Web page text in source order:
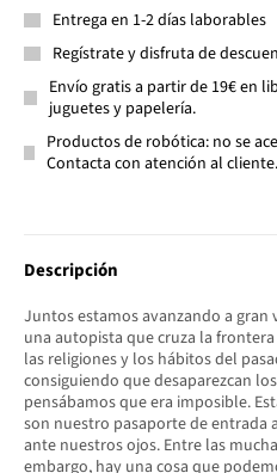
Entrega en 1-2 días laborables
Regístrate y disfruta de
Envío gratis a partir de 19€ en
juguetes y papelería.
Productos de robótica: no se
Contacta con atención al cliente.
Descripción
Juntos estamos avanzando a
una autopista que cruza la
las religiones y los hábitos del
consiguiendo que desaparezcan
pensábamos que era imposible.
son nuestro pasaporte de entrada
ante nuestros ojos. Entre las
embargo, hay una cosa que